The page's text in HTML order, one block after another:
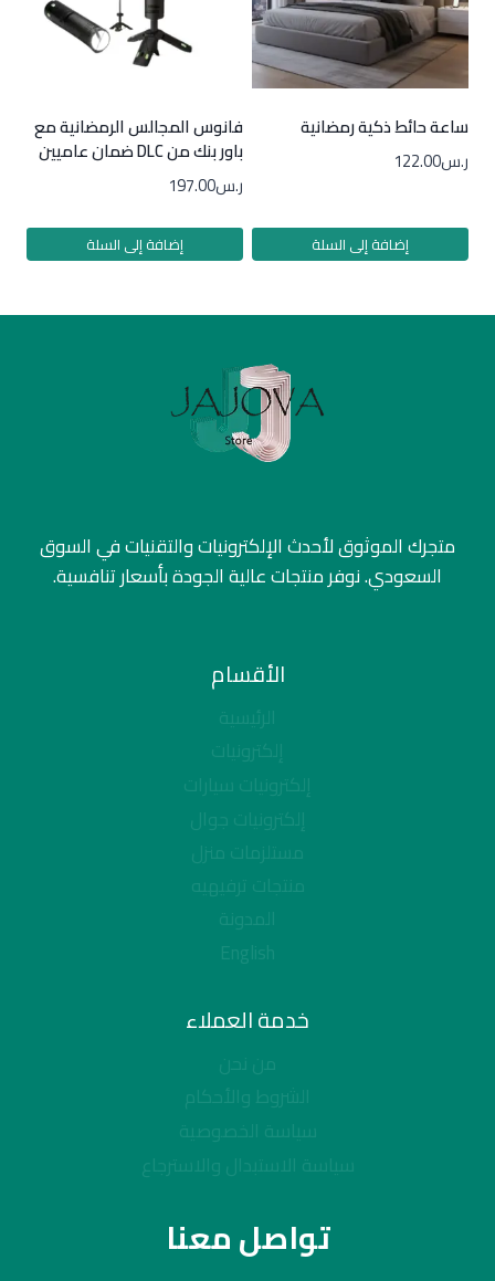
ساعة حائط ذكية رمضانية
ر.س122.00
إضافة إلى السلة
فانوس المجالس الرمضانية مع
باور بنك من DLC ضمان عاميين
ر.س197.00
إضافة إلى السلة
متجرك الموثوق لأحدث الإلكترونيات والتقنيات في السوق
السعودي. نوفر منتجات عالية الجودة بأسعار تنافسية.
الأقسام
الرئيسية
إلكترونيات
إلكترونيات سيارات
إلكترونيات جوال
مستلزمات منزل
منتجات ترفيهيه
المدونة
English
خدمة العملاء
من نحن
الشروط والأحكام
سياسة الخصوصية
سياسة الاستبدال والاسترجاع
تواصل معنا